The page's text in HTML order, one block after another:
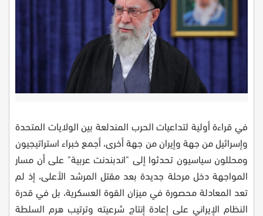
في قراءة أولية لتداعيات الحرب المندلعة بين الولايات المتحدة
وإسرائيل من جهة وإيران من جهة أخرى، أجمع خبراء استراتيجيون
ومحللون سياسيون تحدثوا إلى "اندبندنت عربية" على أن مسار
المواجهة دخل مرحلة جديدة بعد مقتل المرشد الأعلى، إذ لم
تعد المعادلة محصورة في ميزان القوة العسكرية، بل في قدرة
النظام الإيراني على إعادة إنتاج شرعيته وترتيب هرم السلطة